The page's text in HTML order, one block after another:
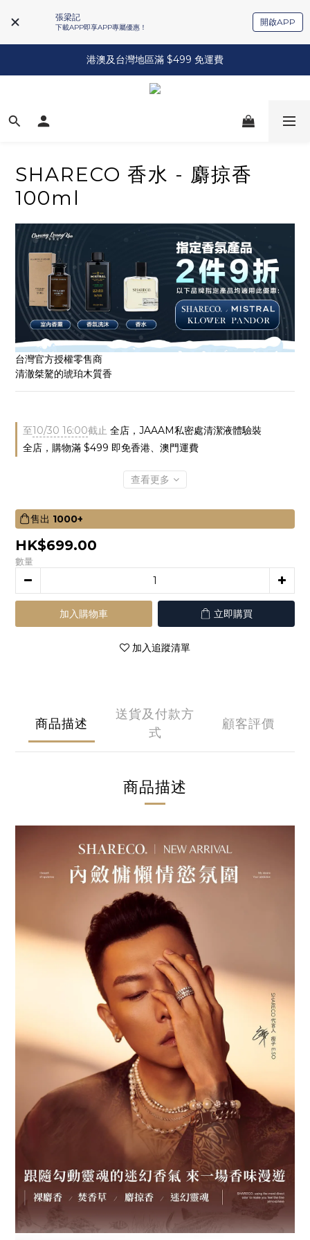
張梁記
下載APP即享APP專屬優惠！
開啟APP
港澳及台灣地區滿 $499 免運費
SHARECO 香水 - 麝掠香
100ml
台灣官方授權零售商
清澈桀驁的琥珀木質香
至10/30 16:00截止 全店，JAAAM私密處清潔液體驗裝
全店，購物滿 $499 即免香港、澳門運費
查看更多
售出 1000+
HK$699.00
數量
加入購物車 立即購買
加入追蹤清單
商品描述
送貨及付款方
式
顧客評價
商品描述